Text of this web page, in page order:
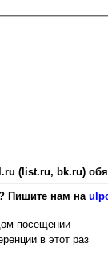
(list.ru, bk.ru)
Пишите нам на
посещении
в этот раз